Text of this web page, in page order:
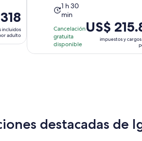
incluidos
adulto
La
actividad
dura
1
hora
y
1 h 30
min
Cancelación
gratuita
disponible
El
precio
de
US$
impuestos y
destacadas de